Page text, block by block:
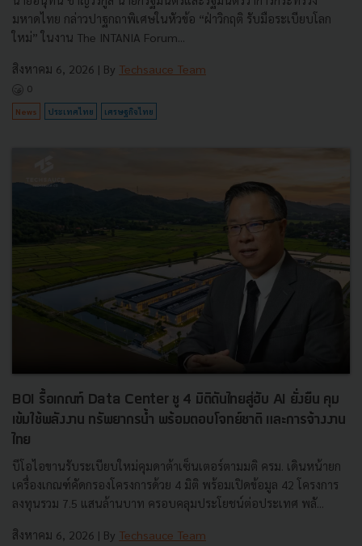
มหาดไทย กล่าวปาฐกถาพิเศษในหัวข้อ “ฝ่าวิกฤติ รับมือระเบียบโลก
ใหม่” ในงาน The INTANIA Forum...
สิงหาคม 6, 2026 | By Techsauce Team
0
News ประเทศไทย เศรษฐกิจไทย
BOI รื้อเกณฑ์ Data Center ชู 4 มิติดันไทยสู่ฮับ AI ยั่งยืน คุม
เข้มใช้พลังงาน ทรัพยากรน้ำ พร้อมตอบโจทย์ชาติ และการจ้างงาน
ไทย
บีโอไอขานรับระเบียบใหม่คุมดาต้าเซ็นเตอร์ตามมติ ครม. เดินหน้ายก
เครื่องเกณฑ์คัดกรองโครงการด้วย 4 มิติ พร้อมเปิดข้อมูล 42 โครงการ
ลงทุนรวม 7.5 แสนล้านบาท ครอบคลุมประโยชน์ต่อประเทศ พลั...
สิงหาคม 6, 2026 | By Techsauce Team